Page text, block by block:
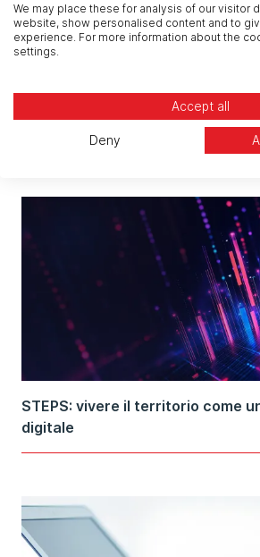
Per essere veramente agili, non
Scrum, Kanban o altri strumenti:
creare un ambiente in cui le
ai cambiamenti in modo efficace.
Related articles
STEPS: vivere il territorio come
digitale
We may place these for analysis of our visitor
website, show personalised content and to
experience. For more information about the
settings.
Accept all
Deny